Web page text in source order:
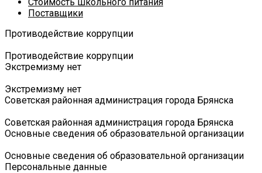
Поставщики
Противодействие коррупции
Противодействие коррупции
Экстремизму нет
Экстремизму нет
Советская районная администрация города Брянска
Советская районная администрация города Брянска
Основные сведения об образовательной организации
Основные сведения об образовательной организации
Персональные данные